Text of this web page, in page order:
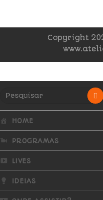
Copyright
HOME
PROGRAMAS
LIVES
IDEIAS